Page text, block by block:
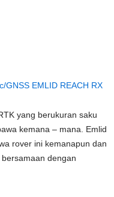
GNSS EMLID REACH RX
yang berukuran saku
kemana – mana. Emlid
rover ini kemanapun dan
dengan